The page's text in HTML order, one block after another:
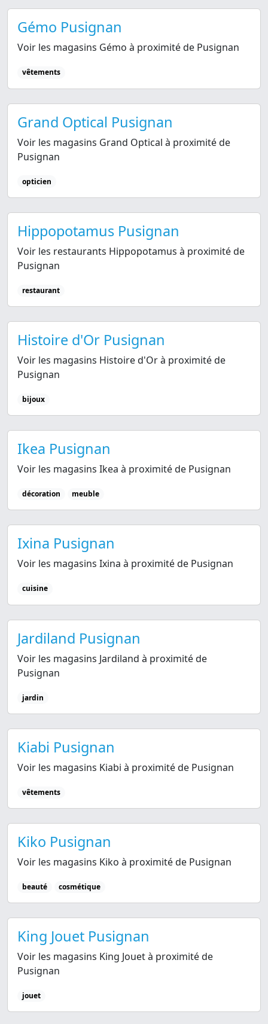
Gémo Pusignan
Voir les magasins Gémo à proximité de Pusignan
vêtements
Grand Optical Pusignan
Voir les magasins Grand Optical à proximité de
Pusignan
opticien
Hippopotamus Pusignan
Voir les restaurants Hippopotamus à proximité de
Pusignan
restaurant
Histoire d'Or Pusignan
Voir les magasins Histoire d'Or à proximité de
Pusignan
bijoux
Ikea Pusignan
Voir les magasins Ikea à proximité de Pusignan
décoration meuble
Ixina Pusignan
Voir les magasins Ixina à proximité de Pusignan
cuisine
Jardiland Pusignan
Voir les magasins Jardiland à proximité de
Pusignan
jardin
Kiabi Pusignan
Voir les magasins Kiabi à proximité de Pusignan
vêtements
Kiko Pusignan
Voir les magasins Kiko à proximité de Pusignan
beauté cosmétique
King Jouet Pusignan
Voir les magasins King Jouet à proximité de
Pusignan
jouet